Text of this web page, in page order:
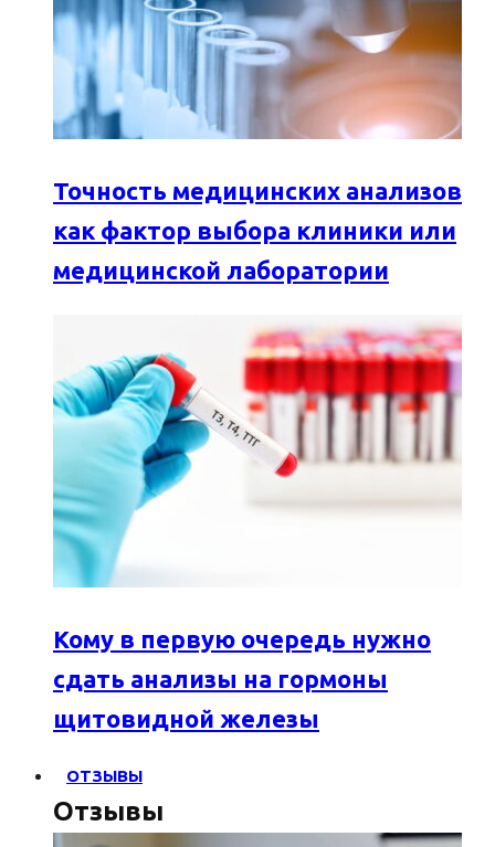
Точность медицинских анализов
как фактор выбора клиники или
медицинской лаборатории
Кому в первую очередь нужно
сдать анализы на гормоны
щитовидной железы
ОТЗЫВЫ
Отзывы